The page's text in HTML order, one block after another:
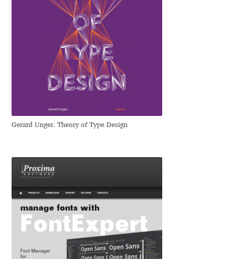
Irene Vlachou
Irina Smirnova
Isabella Chaeva
Iste Fonts
Ivan Apostolski
Ivan Gladkikh
Ivan Petrov
Ivaylo Hristov
Jaakko Suomalainen
Gerard Unger. Theory of Type Design